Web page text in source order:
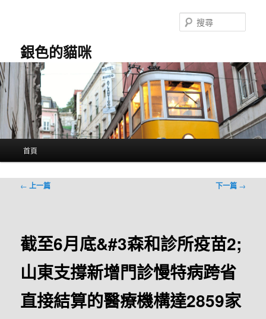
容
銀色的貓咪
尋
首頁
文
← 上一篇 下一篇 →
截至6月底&#3森和診所疫苗2;
山東支撐新增門診慢特病跨省
直接結算的醫療機構達2859家